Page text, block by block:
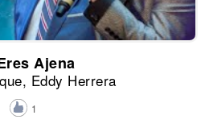
Ajena
Eddy Herrera
1